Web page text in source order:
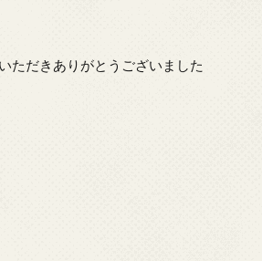
ただきありがとうございました